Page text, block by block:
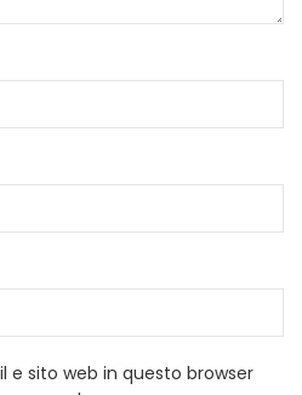
e sito web in questo browser